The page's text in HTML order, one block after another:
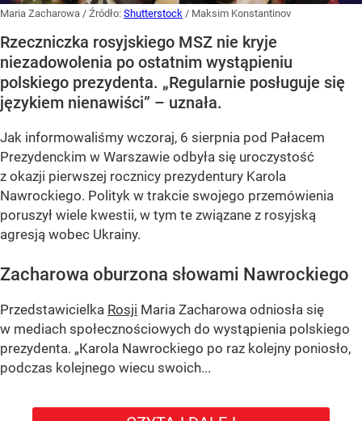
Maria Zacharowa / Źródło: Shutterstock / Maksim Konstantinov
Rzeczniczka rosyjskiego MSZ nie kryje
niezadowolenia po ostatnim wystąpieniu
polskiego prezydenta. „Regularnie posługuje się
językiem nienawiści” – uznała.
Jak informowaliśmy wczoraj, 6 sierpnia pod Pałacem
Prezydenckim w Warszawie odbyła się uroczystość
z okazji pierwszej rocznicy prezydentury Karola
Nawrockiego. Polityk w trakcie swojego przemówienia
poruszył wiele kwestii, w tym te związane z rosyjską
agresją wobec Ukrainy.
Zacharowa oburzona słowami Nawrockiego
Przedstawicielka Rosji Maria Zacharowa odniosła się
w mediach społecznościowych do wystąpienia polskiego
prezydenta. „Karola Nawrockiego po raz kolejny poniosło,
podczas kolejnego wiecu swoich...